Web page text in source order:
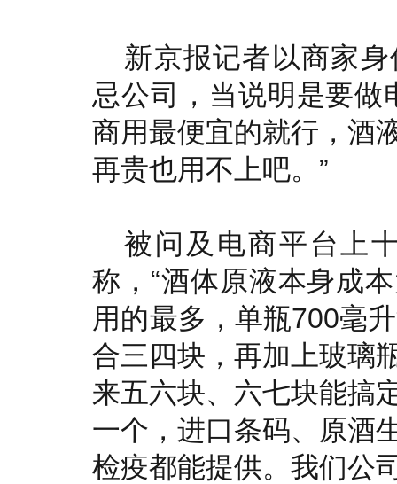
新京报记者以商家
忌公司，当说明是要做
商用最便宜的就行，酒
再贵也用不上吧。”
被问及电商平台上
称，“酒体原液本身成
用的最多，单瓶700毫
合三四块，再加上玻璃
来五六块、六七块能搞
一个，进口条码、原酒
检疫都能提供。我们公